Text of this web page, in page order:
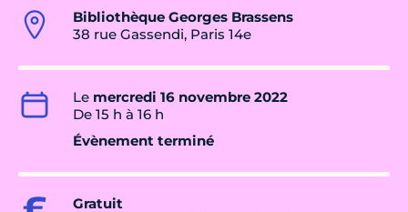
Bibliothèque Georges Brassens
38 rue Gassendi, Paris 14e
Le mercredi 16 novembre 2022
De 15 h à 16 h
Évènement terminé
Gratuit